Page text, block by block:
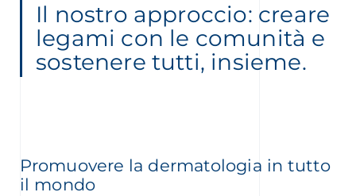
Il nostro approccio: creare
legami con le comunità e
sostenere tutti, insieme.
Promuovere la dermatologia in tutto
il mondo